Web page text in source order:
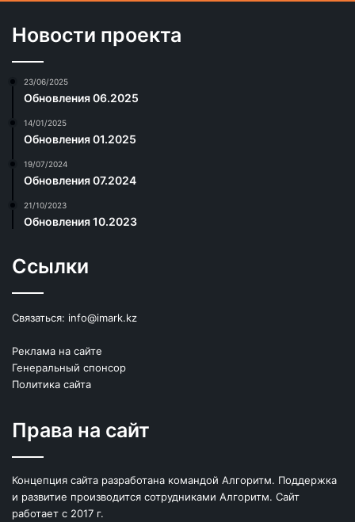
Новости проекта
23/06/2025
Обновления 06.2025
14/01/2025
Обновления 01.2025
19/07/2024
Обновления 07.2024
21/10/2023
Обновления 10.2023
Ссылки
Связаться: info@imark.kz
Реклама на сайте
Генеральный спонсор
Политика сайта
Права на сайт
Концепция сайта разработана командой Алгоритм. Поддержка
и развитие производится сотрудниками Алгоритм. Сайт
работает с 2017 г.